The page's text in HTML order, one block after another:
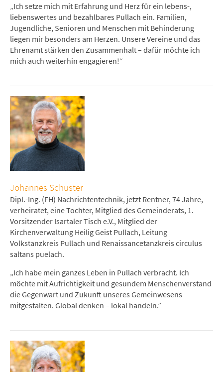
„Ich setze mich mit Erfahrung und Herz für ein lebens-,
liebenswertes und bezahlbares Pullach ein. Familien,
Jugendliche, Senioren und Menschen mit Behinderung
liegen mir besonders am Herzen. Unsere Vereine und das
Ehrenamt stärken den Zusammenhalt – dafür möchte ich
mich auch weiterhin engagieren!“
Johannes Schuster
Dipl.-Ing. (FH) Nachrichtentechnik, jetzt Rentner, 74 Jahre,
verheiratet, eine Tochter, Mitglied des Gemeinderats, 1.
Vorsitzender Isartaler Tisch e.V., Mitglied der
Kirchenverwaltung Heilig Geist Pullach, Leitung
Volkstanzkreis Pullach und Renaissancetanzkreis circulus
saltans puelach.
„Ich habe mein ganzes Leben in Pullach verbracht. Ich
möchte mit Aufrichtigkeit und gesundem Menschenverstand
die Gegenwart und Zukunft unseres Gemeinwesens
mitgestalten. Global denken – lokal handeln.”